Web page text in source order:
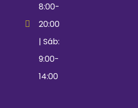
8:00-
20:00
| Sáb:
9:00-
14:00